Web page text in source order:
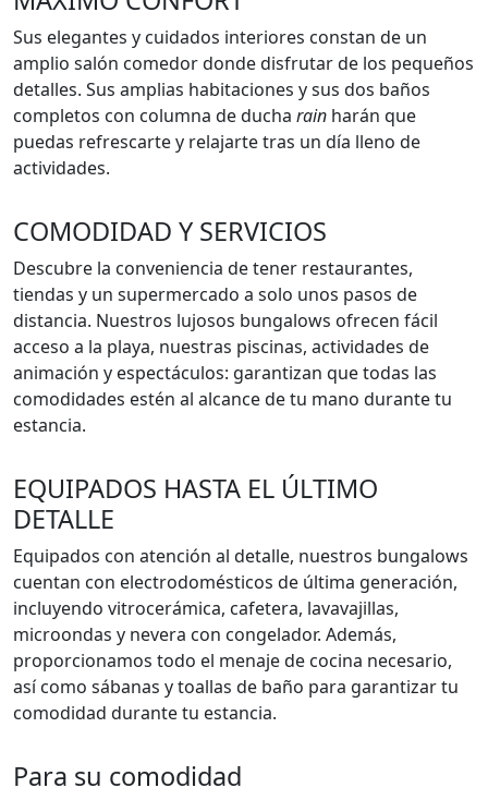
Sus elegantes y cuidados interiores constan de un
amplio salón comedor donde disfrutar de los pequeños
detalles. Sus amplias habitaciones y sus dos baños
completos con columna de ducha rain harán que
puedas refrescarte y relajarte tras un día lleno de
actividades.
COMODIDAD Y SERVICIOS
Descubre la conveniencia de tener restaurantes,
tiendas y un supermercado a solo unos pasos de
distancia. Nuestros lujosos bungalows ofrecen fácil
acceso a la playa, nuestras piscinas, actividades de
animación y espectáculos: garantizan que todas las
comodidades estén al alcance de tu mano durante tu
estancia.
EQUIPADOS HASTA EL ÚLTIMO
DETALLE
Equipados con atención al detalle, nuestros bungalows
cuentan con electrodomésticos de última generación,
incluyendo vitrocerámica, cafetera, lavavajillas,
microondas y nevera con congelador. Además,
proporcionamos todo el menaje de cocina necesario,
así como sábanas y toallas de baño para garantizar tu
comodidad durante tu estancia.
Para su comodidad